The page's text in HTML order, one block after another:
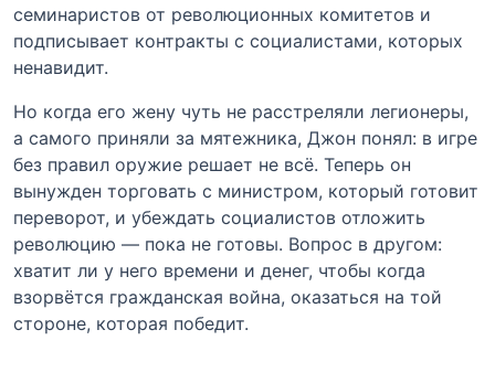
семинаристов от революционных комитетов и
подписывает контракты с социалистами, которых
ненавидит.
Но когда его жену чуть не расстреляли легионеры,
а самого приняли за мятежника, Джон понял: в игре
без правил оружие решает не всё. Теперь он
вынужден торговать с министром, который готовит
переворот, и убеждать социалистов отложить
революцию — пока не готовы. Вопрос в другом:
хватит ли у него времени и денег, чтобы когда
взорвётся гражданская война, оказаться на той
стороне, которая победит.